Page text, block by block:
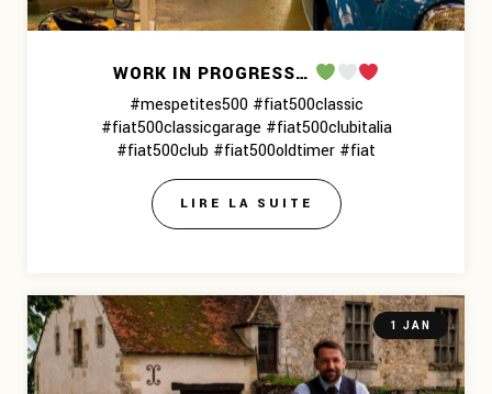
WORK IN PROGRESS…
#mespetites500 #fiat500classic
#fiat500classicgarage #fiat500clubitalia
#fiat500club #fiat500oldtimer #fiat
LIRE LA SUITE
1 JAN